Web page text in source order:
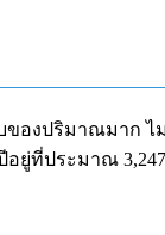
ของปริมาณมา
ที่ประมาณ